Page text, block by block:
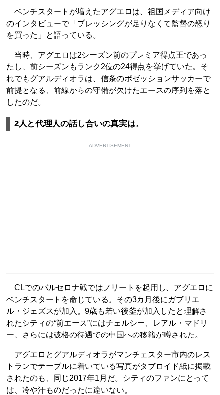
ベンチスタートが増えたアグエロは、祖国メディア向け
のインタビューで「プレッシングが足りなくて監督の怒り
を買った」と語っている。
当時、アグエロは2シーズン前のプレミア得点王であっ
たし、前シーズンもランク2位の24得点を挙げていた。そ
れでもグアルディオラは、信条のポゼッションサッカーで
前提となる、前線からの守備が欠けたエースの序列を落と
したのだ。
2人と代理人の話し合いの真実は。
ADVERTISEMENT
CLでのバルセロナ戦ではノリートを起用し、アグエロに
ベンチスタートを命じている。その3カ月後にガブリエ
ル・ジェズスが加入。9歳も若い後釜が加入したと理解さ
れたシティの“前エース”にはチェルシー、レアル・マドリ
ー、さらには破格の待遇での中国への移籍が噂された。
アグエロとグアルディオラがマンチェスター市内のレス
トランでテーブルに着いている写真がタブロイド紙に掲載
されたのも、同じ2017年1月だ。シティのファンにとって
は、冷や汗ものだったに違いない。